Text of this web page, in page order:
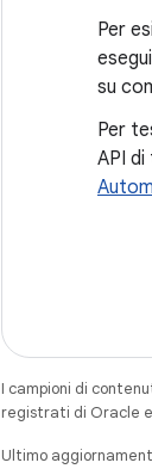
Per
su
Per
API
I campioni di
registrati di Oracle
Ultimo